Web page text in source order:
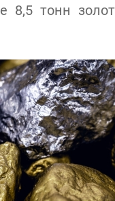
8,5 тонн